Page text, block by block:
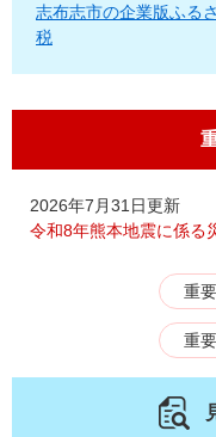
志布志市の企業版ふる
税
2026年7月31日更新
令和8年熊本地震に係る
重
重